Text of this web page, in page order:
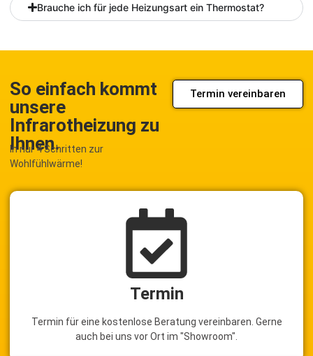
Brauche ich für jede Heizungsart ein Thermostat?
So einfach kommt
unsere
Infrarotheizung zu
Ihnen.
In nur 4 Schritten zur
Wohlfühlwärme!
Termin vereinbaren
Termin
Termin für eine kostenlose Beratung vereinbaren. Gerne
auch bei uns vor Ort im "Showroom".